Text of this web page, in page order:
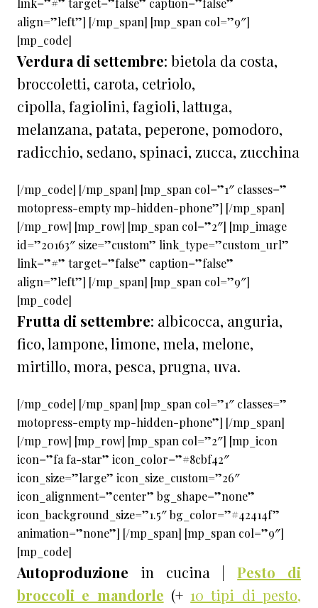
align=”left”] [/mp_span] [mp_span col=”9″]
[mp_code]
Verdura di settembre: bietola da costa,
broccoletti, carota, cetriolo,
cipolla, fagiolini, fagioli, lattuga,
melanzana, patata, peperone, pomodoro,
radicchio, sedano, spinaci, zucca, zucchina
[/mp_code] [/mp_span] [mp_span col=”1″ classes=”
motopress-empty mp-hidden-phone”] [/mp_span]
[/mp_row] [mp_row] [mp_span col=”2″] [mp_image
id=”20163″ size=”custom” link_type=”custom_url”
link=”#” target=”false” caption=”false”
align=”left”] [/mp_span] [mp_span col=”9″]
[mp_code]
Frutta di settembre: albicocca, anguria,
fico, lampone, limone, mela, melone,
mirtillo, mora, pesca, prugna, uva.
[/mp_code] [/mp_span] [mp_span col=”1″ classes=”
motopress-empty mp-hidden-phone”] [/mp_span]
[/mp_row] [mp_row] [mp_span col=”2″] [mp_icon
icon=”fa fa-star” icon_color=”#8cbf42″
icon_size=”large” icon_size_custom=”26″
icon_alignment=”center” bg_shape=”none”
icon_background_size=”1.5″ bg_color=”#42414f”
animation=”none”] [/mp_span] [mp_span col=”9″]
[mp_code]
Autoproduzione in cucina |Pesto di
broccoli e mandorle (+10 tipi di pesto,